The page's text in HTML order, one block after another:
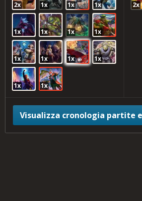
2x 1x 1x 1x
1x 1x 1x 1x
1x 1x 1x 1x
1x 1x
2x
Visualizza cronologia partite